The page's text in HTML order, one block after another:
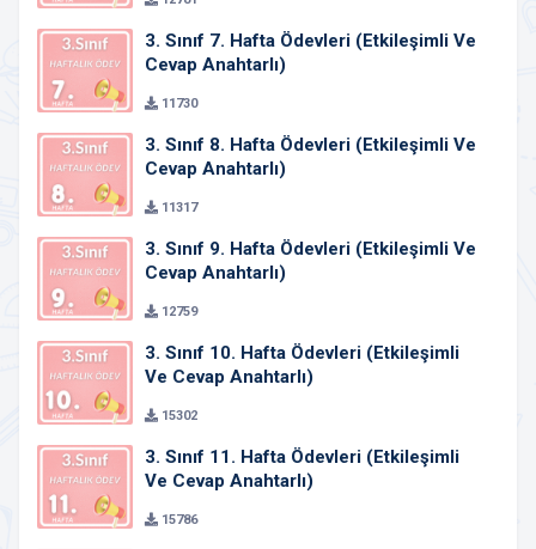
3. Sınıf 7. Hafta Ödevleri (Etkileşimli Ve
Cevap Anahtarlı)
11730
3. Sınıf 8. Hafta Ödevleri (Etkileşimli Ve
Cevap Anahtarlı)
11317
3. Sınıf 9. Hafta Ödevleri (Etkileşimli Ve
Cevap Anahtarlı)
12759
3. Sınıf 10. Hafta Ödevleri (Etkileşimli
Ve Cevap Anahtarlı)
15302
3. Sınıf 11. Hafta Ödevleri (Etkileşimli
Ve Cevap Anahtarlı)
15786